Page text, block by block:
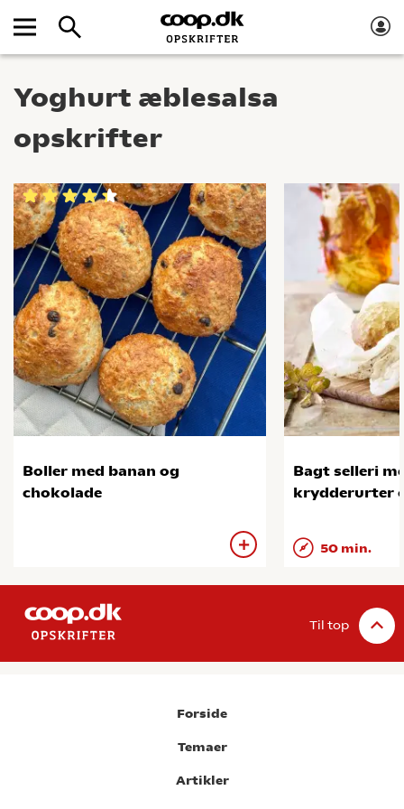
Yoghurt æblesalsa
opskrifter
Boller med banan og
chokolade
Bagt selleri
krydderurter
50 min.
Til top
Forside
Temaer
Artikler